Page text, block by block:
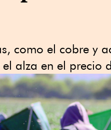
como el cobre y
alza en el precio